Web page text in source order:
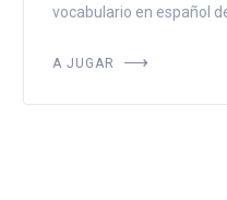
vocabulario en español
A JUGAR